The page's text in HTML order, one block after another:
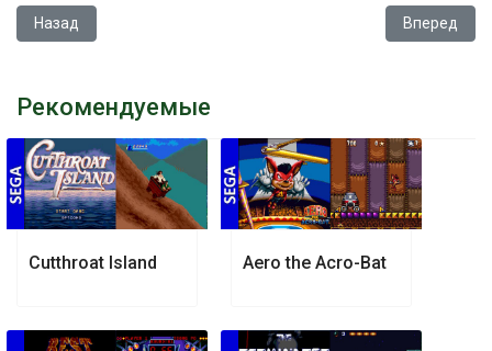
Предыдущий: Battletoads in Battlemaniacs
Назад Вперед
Рекомендуемые
Cutthroat Island Aero the Acro-Bat